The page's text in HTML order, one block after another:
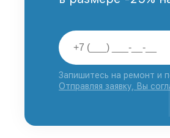
Запишитесь на ремонт и
Отправляя заявку, Вы